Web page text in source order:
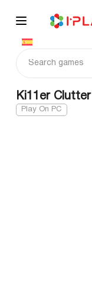
content
Ki11er Clutter
Play On PC